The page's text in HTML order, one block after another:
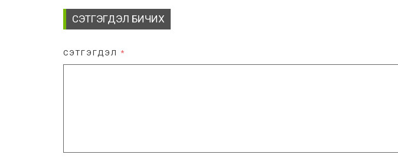
СЭТГЭГДЭЛ БИЧИХ
СЭТГЭГДЭЛ *